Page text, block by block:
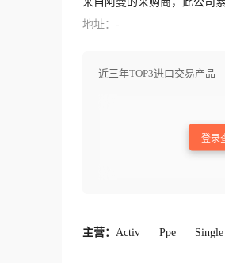
地址：-
近三年TOP3进口交易产品
登录
主营： Activ Ppe